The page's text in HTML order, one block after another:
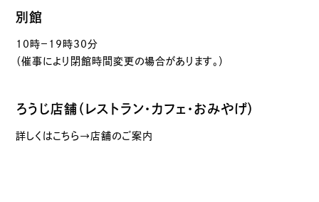
別館
10時－19時30分
（催事により閉館時間変更の場合があります。）
ろうじ店舗（レストラン・カフェ・おみやげ）
詳しくはこちら→店舗のご案内